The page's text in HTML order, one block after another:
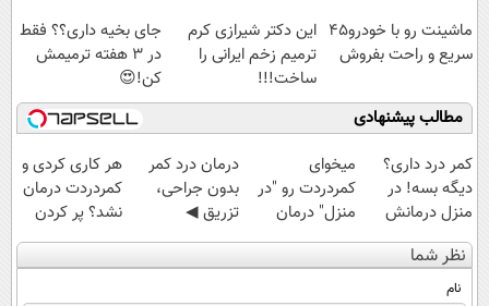
ماشینت رو با خودرو45
سریع و راحت بفروش
این دکتر شیرازی کرم
ترمیم زخم ایرانی را
ساخت!!!
جای بخیه داری؟؟ فقط
در 3 هفته ترمیمش
کن!😍
مطالب پیشنهادی
کمر درد داری؟
دیگه بسه! در
منزل درمانش
کن
(◀پرسش‌نامه)
میخوای
کمردردت رو "در
منزل" درمان
کنی؟ (◂فیلم +
◂پرسش‌نامه)
درمان درد کمر
بدون جراحی،
تزریق ◀
پرسش‌نامه رو پر
کن ▶
هر کاری کردی و
کمردردت درمان
نشد؟ پر کردن
پرسشنامه و
دریافت راه حل
نظر شما
نام